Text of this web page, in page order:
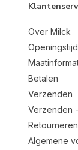
Over Milck
Betalen
Verzenden
Verzenden
Retourneren
Algemene